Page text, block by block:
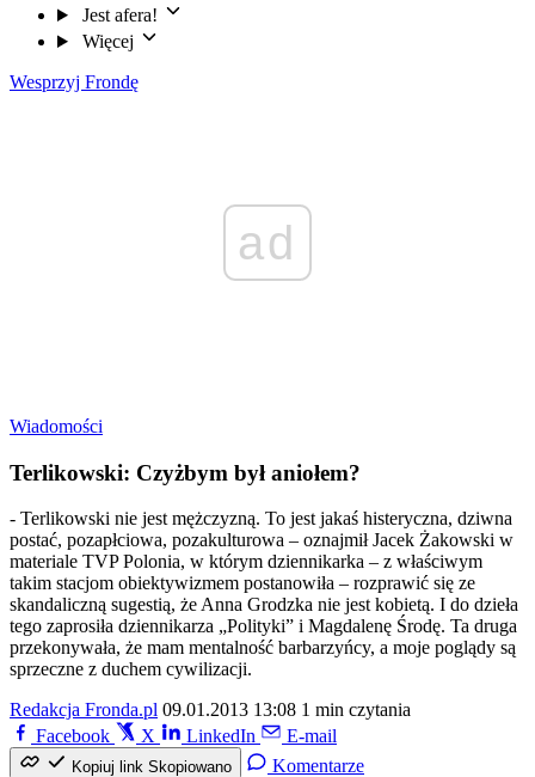
Jest afera!
Więcej
Wesprzyj Frondę
ad
Wiadomości
Terlikowski: Czyżbym był aniołem?
- Terlikowski nie jest mężczyzną. To jest jakaś histeryczna, dziwna
postać, pozapłciowa, pozakulturowa – oznajmił Jacek Żakowski w
materiale TVP Polonia, w którym dziennikarka – z właściwym
takim stacjom obiektywizmem postanowiła – rozprawić się ze
skandaliczną sugestią, że Anna Grodzka nie jest kobietą. I do dzieła
tego zaprosiła dziennikarza „Polityki” i Magdalenę Środę. Ta druga
przekonywała, że mam mentalność barbarzyńcy, a moje poglądy są
sprzeczne z duchem cywilizacji.
Redakcja Fronda.pl 09.01.2013 13:08 1 min czytania
Facebook
X LinkedIn E-mail
Kopiuj link Skopiowano Komentarze